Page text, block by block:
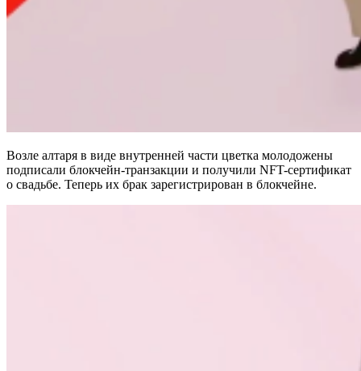
Возле алтаря в виде внутренней части цветка молодожены
подписали блокчейн-транзакции и получили NFT-сертификат
о свадьбе. Теперь их брак зарегистрирован в блокчейне.